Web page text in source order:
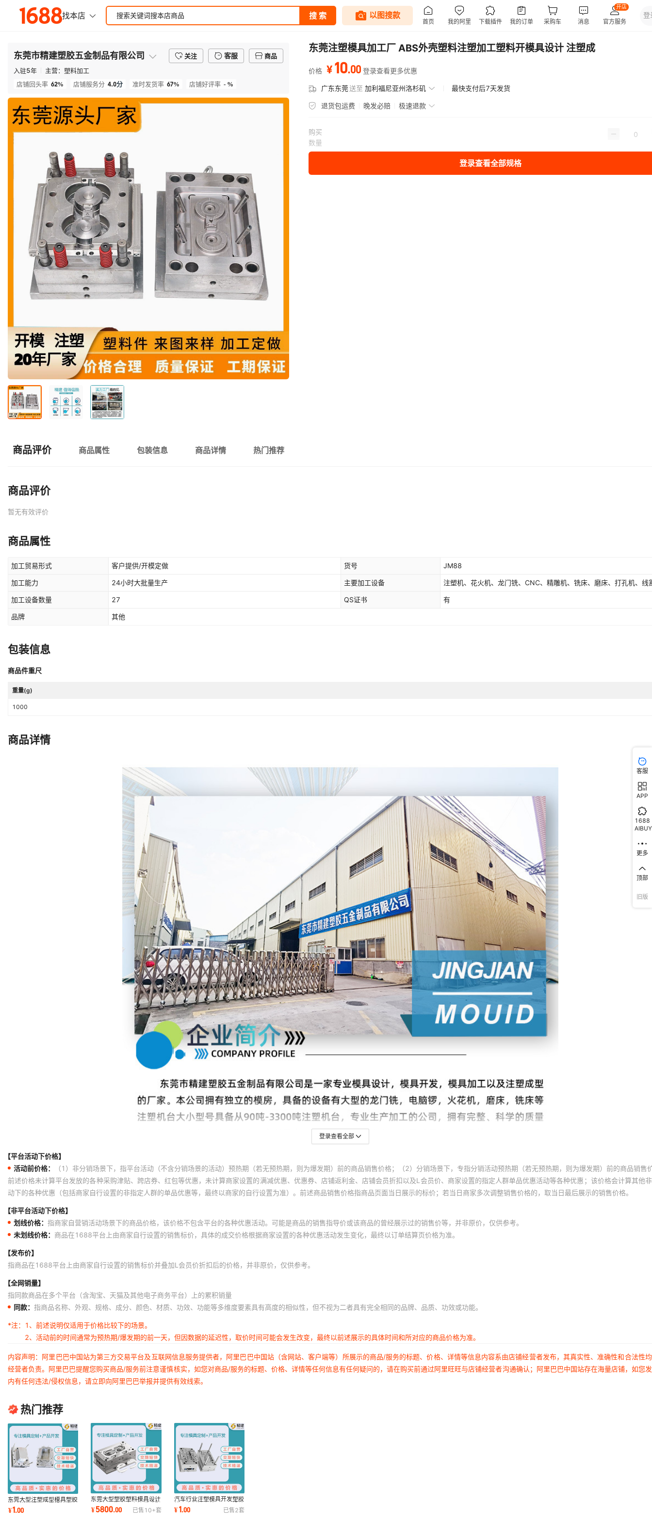
东莞市精建塑胶五金制品有限公司 关注 客服
商品
入驻5年 主营： 塑料加工
店铺回头率 62% 店铺服务分 4.0分 准时发货率 67% 店铺好评率 - %
东莞注塑模具加工厂 ABS外壳塑料注塑加工塑料开模具设计 注塑成
价格 ¥10.00 登录查看更多优惠
广东东莞送至 加利福尼亚州洛杉矶 最快支付后7天发货
退货包运费 晚发必赔 极速退款
购买
数量
登录查看全部规格
商品评价 商品属性 包装信息 商品详情 热门推荐
商品评价
暂无有效评价
商品属性
加工贸易形式 客户提供/开模定做 货号 JM88
加工能力 24小时大批量生产 主要加工设备 注塑机、花火机、龙门铣、CNC、精雕机、铣床、磨床、打孔机、线
加工设备数量 27 QS证书 有
品牌 其他
包装信息
商品件重尺
重量(g)
1000
商品详情
登录查看全部
【平台活动下价格】
活动前价格：
（1）非分销场景下，指平台活动（不含分销场景的活动）预热期（若无预热期，则为爆发期）前的商品销售价格；（2）分销场景下，专指分销活动预热期（若无预热期，则为爆发期）前的商品销售
前述价格未计算平台发放的各种采购津贴、跨店券、红包等优惠，未计算商家设置的满减优惠、优惠券、店铺返利金、店铺会员折扣以及L会员价、商家设置的指定人群单品优惠活动等各种优惠；该价格会计算其他
动下的各种优惠（包括商家自行设置的非指定人群的单品优惠等，最终以商家的自行设置为准）。前述商品销售价格指商品页面当日展示的标价；若当日商家多次调整销售价格的，取当日最后展示的销售价格。
【非平台活动下价格】
划线价格： 指商家自营销活动场景下的商品价格，该价格不包含平台的各种优惠活动。可能是商品的销售指导价或该商品的曾经展示过的销售价等，并非原价，仅供参考。
未划线价格： 商品在1688平台上由商家自行设置的销售标价，具体的成交价格根据商家设置的各种优惠活动发生变化，最终以订单结算页价格为准。
【发布价】
指商品在1688平台上由商家自行设置的销售标价并叠加L会员价折扣后的价格，并非原价，仅供参考。
【全网销量】
指同款商品在多个平台（含淘宝、天猫及其他电子商务平台）上的累积销量
同款： 指商品名称、外观、规格、成分、颜色、材质、功效、功能等多维度要素具有高度的相似性，但不视为二者具有完全相同的品牌、品质、功效或功能。
*注：
1、前述说明仅适用于价格比较下的场景。
2、活动前的时间通常为预热期/爆发期的前一天，但因数据的延迟性，取价时间可能会发生改变，最终以前述展示的具体时间和所对应的商品价格为准。
内容声明：阿里巴巴中国站为第三方交易平台及互联网信息服务提供者，阿里巴巴中国站（含网站、客户端等）所展示的商品/服务的标题、价格、详情等信息内容系由店铺经营者发布，其真实性、准确性和合法性
经营者负责。阿里巴巴提醒您购买商品/服务前注意谨慎核实，如您对商品/服务的标题、价格、详情等任何信息有任何疑问的，请在购买前通过阿里旺旺与店铺经营者沟通确认；阿里巴巴中国站存在海量店铺，如您
内有任何违法/侵权信息，请立即向阿里巴巴举报并提供有效线索。
热门推荐
东莞大型注塑成型模具塑胶
模具样品模具开发设计产品
开模定制工厂
¥1.00
东莞大型塑胶塑料模具设计
开发加工汽车家电注塑成型
定制模具工厂
¥5800.00 已售 10+套
汽车行业注塑模具开发塑胶
模具定制精密模具工厂设计
欢迎来图来样
¥1.00 已售2套
客服
APP
1688
AIBUY
更多
顶部
旧版